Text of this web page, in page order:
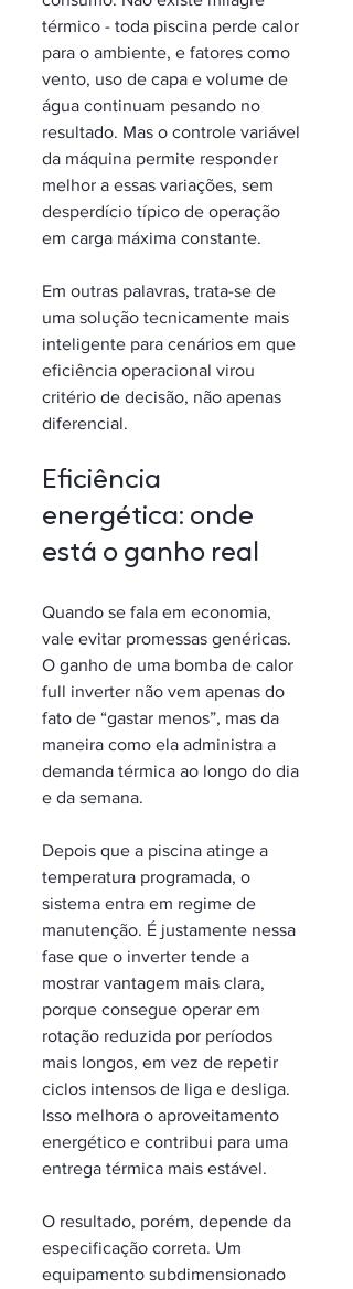
térmico - toda piscina perde calor
para o ambiente, e fatores como
vento, uso de capa e volume de
água continuam pesando no
resultado. Mas o controle variável
da máquina permite responder
melhor a essas variações, sem
desperdício típico de operação
em carga máxima constante.
Em outras palavras, trata-se de
uma solução tecnicamente mais
inteligente para cenários em que
eficiência operacional virou
critério de decisão, não apenas
diferencial.
Eficiência
energética: onde
está o ganho real
Quando se fala em economia,
vale evitar promessas genéricas.
O ganho de uma bomba de calor
full inverter não vem apenas do
fato de “gastar menos”, mas da
maneira como ela administra a
demanda térmica ao longo do dia
e da semana.
Depois que a piscina atinge a
temperatura programada, o
sistema entra em regime de
manutenção. É justamente nessa
fase que o inverter tende a
mostrar vantagem mais clara,
porque consegue operar em
rotação reduzida por períodos
mais longos, em vez de repetir
ciclos intensos de liga e desliga.
Isso melhora o aproveitamento
energético e contribui para uma
entrega térmica mais estável.
O resultado, porém, depende da
especificação correta. Um
equipamento subdimensionado